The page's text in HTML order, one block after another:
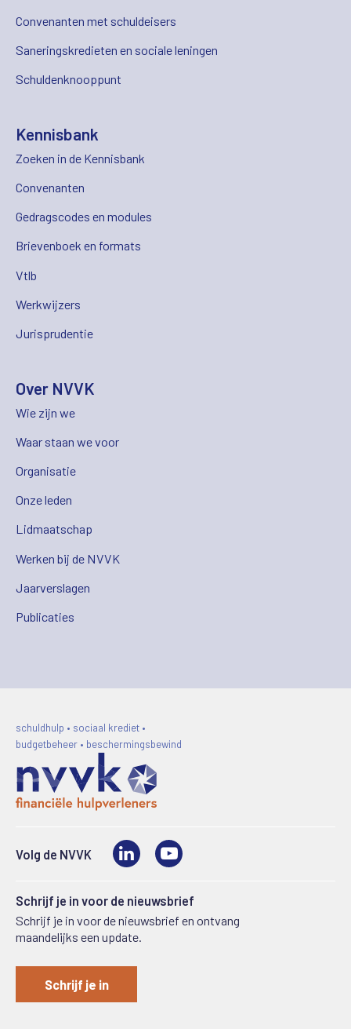
Convenanten met schuldeisers
Saneringskredieten en sociale leningen
Schuldenknooppunt
Kennisbank
Zoeken in de Kennisbank
Convenanten
Gedragscodes en modules
Brievenboek en formats
Vtlb
Werkwijzers
Jurisprudentie
Over NVVK
Wie zijn we
Waar staan we voor
Organisatie
Onze leden
Lidmaatschap
Werken bij de NVVK
Jaarverslagen
Publicaties
schuldhulp • sociaal krediet •
budgetbeheer • beschermingsbewind
Volg de NVVK LinkedIn
Schrijf je in voor de nieuwsbrief
Schrijf je in voor de nieuwsbrief en ontvang
maandelijks een update.
Schrijf je in